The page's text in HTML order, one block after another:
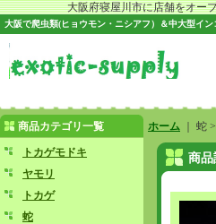
大阪府寝屋川市に店舗をオープン致
大阪で爬虫類(ヒョウモン・ニシアフ）＆中大型イ
商品カテゴリ一覧
トカゲモドキ
ヤモリ
トカゲ
蛇
ホーム ｜ 蛇 >
商品